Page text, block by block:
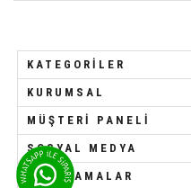
KATEGORILER
KURUMSAL
MÜŞTERI PANELI
SOSYAL MEDYA
UYGULAMALAR